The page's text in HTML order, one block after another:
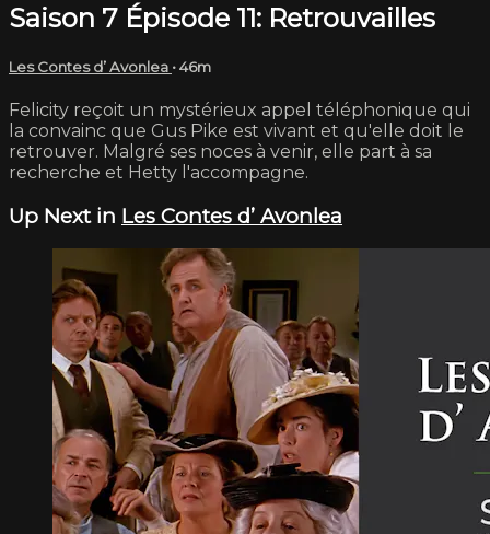
Saison 7 Épisode 11: Retrouvailles
Les Contes d’ Avonlea • 46m
Felicity reçoit un mystérieux appel téléphonique qui
la convainc que Gus Pike est vivant et qu'elle doit le
retrouver. Malgré ses noces à venir, elle part à sa
recherche et Hetty l'accompagne.
Up Next in Les Contes d’ Avonlea